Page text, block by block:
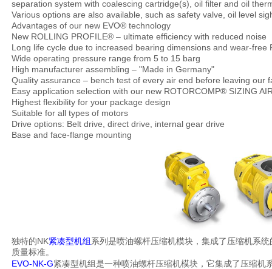
separation system with coalescing cartridge(s), oil filter and oil
Various options are also available, such as safety valve, oil level
Advantages of our new EVO® technology
New ROLLING PROFILE® – ultimate efficiency with reduced noise
Long life cycle due to increased bearing dimensions and wear-free
Wide operating pressure range from 5 to 15 barg
High manufacturer assembling – "Made in Germany"
Quality assurance – bench test of every air end before leaving our
Easy application selection with our new ROTORCOMP® SIZING
Highest flexibility for your package design
Suitable for all types of motors
Drive options: Belt drive, direct drive, internal gear drive
Base and face-flange mounting
独特的NK紧凑型机组 系列是喷油螺杆压缩机模块，集成了压缩机系
质量标准。
EVO-NK-G紧凑型机组是一种喷油螺杆压缩机模块，它集成了压缩